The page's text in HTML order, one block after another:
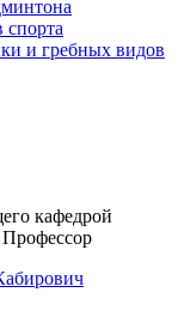
и гребных видов
кафедрой
Профессор